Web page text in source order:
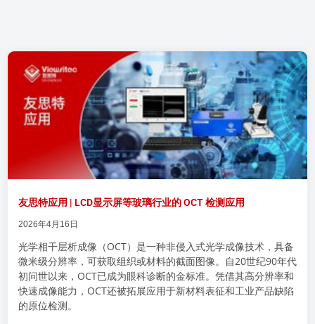
友思特应用 | LCD显示屏等玻璃行业的 OCT 检测应用
2026年4月16日
光学相干层析成像（OCT）是一种非侵入式光学成像技术，具备
微米级分辨率，可获取组织或材料的截面图像。自20世纪90年代
初问世以来，OCT已成为眼科诊断的金标准。凭借其高分辨率和
快速成像能力，OCT还被拓展应用于新材料表征和工业产品缺陷
的原位检测。